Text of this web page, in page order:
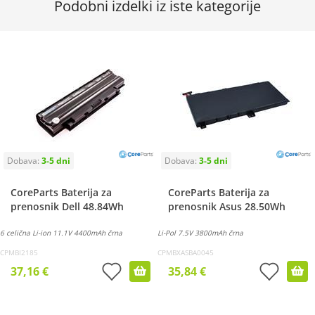
Podobni izdelki iz iste kategorije
CoreParts Baterija za
prenosnik Dell 48.84Wh
6 celična Li-ion 11.1V 4400mAh črna
CPMBI2185
37,16 €
CoreParts Baterija za
prenosnik Asus 28.50Wh
Li-Pol 7.5V 3800mAh črna
CPMBXASBA0045
35,84 €